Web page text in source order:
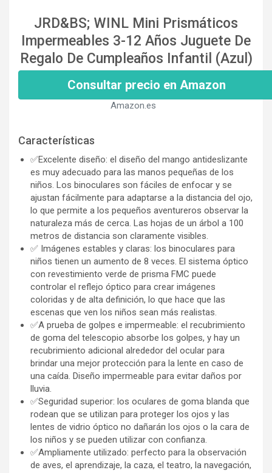
JRD&BS; WINL Mini Prismáticos
Impermeables 3-12 Años Juguete De
Regalo De Cumpleaños Infantil (Azul)
Consultar precio en Amazon
Amazon.es
Características
✅Excelente diseño: el diseño del mango antideslizante
es muy adecuado para las manos pequeñas de los
niños. Los binoculares son fáciles de enfocar y se
ajustan fácilmente para adaptarse a la distancia del ojo,
lo que permite a los pequeños aventureros observar la
naturaleza más de cerca. Las hojas de un árbol a 100
metros de distancia son claramente visibles.
✅ Imágenes estables y claras: los binoculares para
niños tienen un aumento de 8 veces. El sistema óptico
con revestimiento verde de prisma FMC puede
controlar el reflejo óptico para crear imágenes
coloridas y de alta definición, lo que hace que las
escenas que ven los niños sean más realistas.
✅A prueba de golpes e impermeable: el recubrimiento
de goma del telescopio absorbe los golpes, y hay un
recubrimiento adicional alrededor del ocular para
brindar una mejor protección para la lente en caso de
una caída. Diseño impermeable para evitar daños por
lluvia.
✅Seguridad superior: los oculares de goma blanda que
rodean que se utilizan para proteger los ojos y las
lentes de vidrio óptico no dañarán los ojos o la cara de
los niños y se pueden utilizar con confianza.
✅Ampliamente utilizado: perfecto para la observación
de aves, el aprendizaje, la caza, el teatro, la navegación,